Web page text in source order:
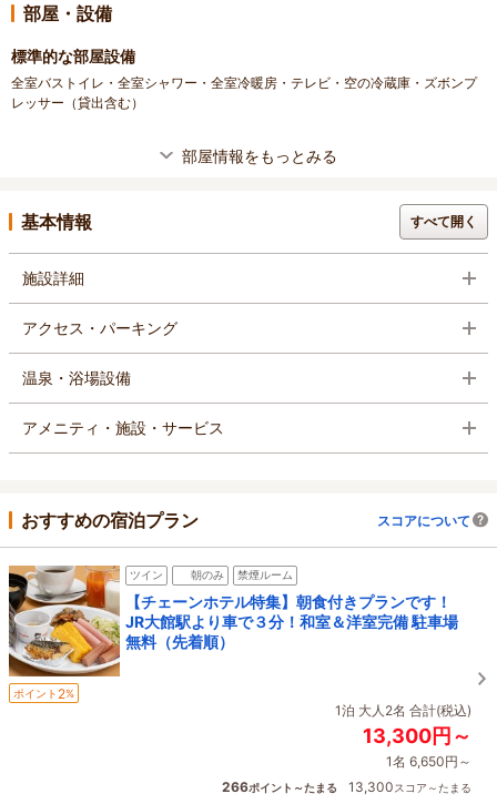
部屋・設備
標準的な部屋設備
全室バストイレ・全室シャワー・全室冷暖房・テレビ・空の冷蔵庫・ズボンプ
レッサー（貸出含む）
部屋情報をもっとみる
基本情報 すべて開く
施設詳細
アクセス・パーキング
温泉・浴場設備
アメニティ・施設・サービス
おすすめの宿泊プラン スコアについて
ツイン 朝のみ 禁煙ルーム
【チェーンホテル特集】朝食付きプランです！
JR大館駅より車で３分！和室＆洋室完備 駐車場
無料（先着順）
ポイント 2%
1泊 大人2名 合計(税込)
13,300円～
1名 6,650円～
266ポイント～たまる 13,300スコア～たまる